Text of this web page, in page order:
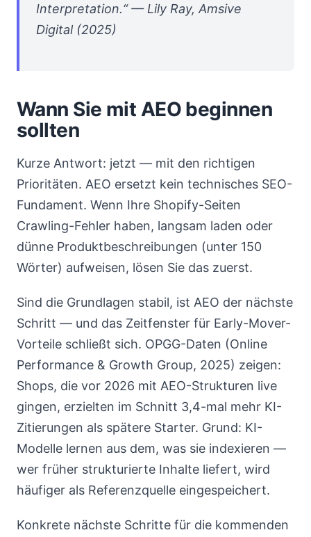
Interpretation.“ — Lily Ray, Amsive
Digital (2025)
Wann Sie mit AEO beginnen
sollten
Kurze Antwort: jetzt — mit den richtigen
Prioritäten. AEO ersetzt kein technisches SEO-
Fundament. Wenn Ihre Shopify-Seiten
Crawling-Fehler haben, langsam laden oder
dünne Produktbeschreibungen (unter 150
Wörter) aufweisen, lösen Sie das zuerst.
Sind die Grundlagen stabil, ist AEO der nächste
Schritt — und das Zeitfenster für Early-Mover-
Vorteile schließt sich. OPGG-Daten (Online
Performance & Growth Group, 2025) zeigen:
Shops, die vor 2026 mit AEO-Strukturen live
gingen, erzielten im Schnitt 3,4-mal mehr KI-
Zitierungen als spätere Starter. Grund: KI-
Modelle lernen aus dem, was sie indexieren —
wer früher strukturierte Inhalte liefert, wird
häufiger als Referenzquelle eingespeichert.
Konkrete nächste Schritte für die kommenden